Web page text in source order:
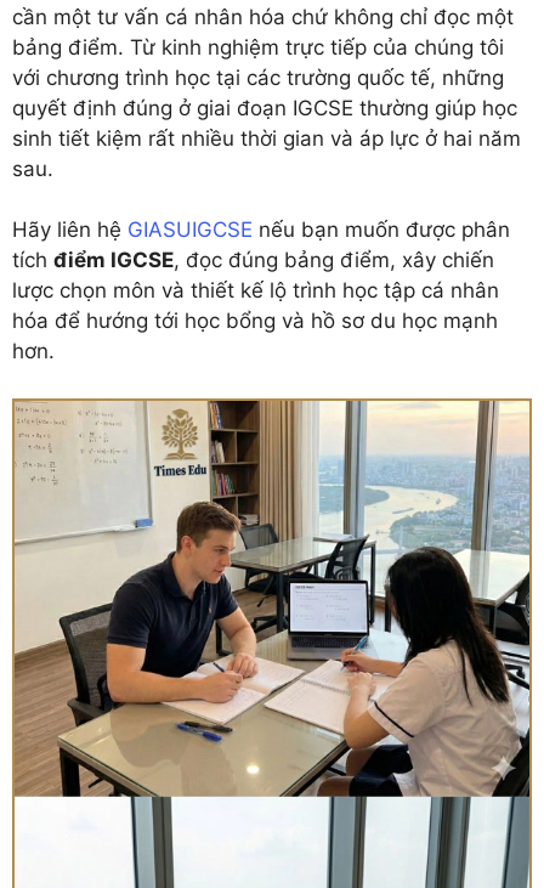
cần một tư vấn cá nhân hóa chứ không chỉ đọc một
bảng điểm. Từ kinh nghiệm trực tiếp của chúng tôi
với chương trình học tại các trường quốc tế, những
quyết định đúng ở giai đoạn IGCSE thường giúp học
sinh tiết kiệm rất nhiều thời gian và áp lực ở hai năm
sau.
Hãy liên hệ GIASUIGCSE nếu bạn muốn được phân
tích điểm IGCSE, đọc đúng bảng điểm, xây chiến
lược chọn môn và thiết kế lộ trình học tập cá nhân
hóa để hướng tới học bổng và hồ sơ du học mạnh
hơn.